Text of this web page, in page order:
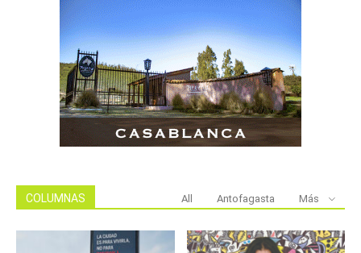
COLUMNAS All Antofagasta Más